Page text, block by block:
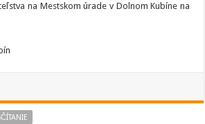
na Mestskom úrade v Dolnom Kubíne na